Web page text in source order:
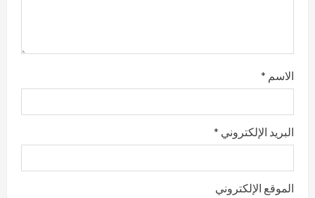
الاسم *
البريد الإلكتروني *
الموقع الإلكتروني